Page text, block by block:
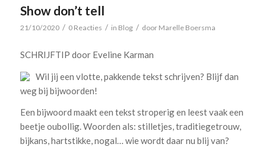
Show don’t tell
21/10/2020 / 0 Reacties / in Blog / door Marelle Boersma
SCHRIJFTIP door Eveline Karman
Wil jij een vlotte, pakkende tekst schrijven? Blijf dan
weg bij bijwoorden!
Een bijwoord maakt een tekst stroperig en leest vaak een
beetje oubollig. Woorden als: stilletjes, traditiegetrouw,
bijkans, hartstikke, nogal… wie wordt daar nu blij van?